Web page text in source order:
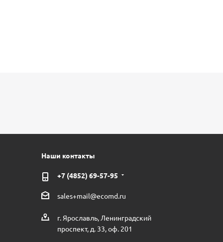
Наши контакты
+7 (4852) 69-57-95
sales+mail@ecomd.ru
г. Ярославль, Ленинградский
проспект, д. 33, оф. 201